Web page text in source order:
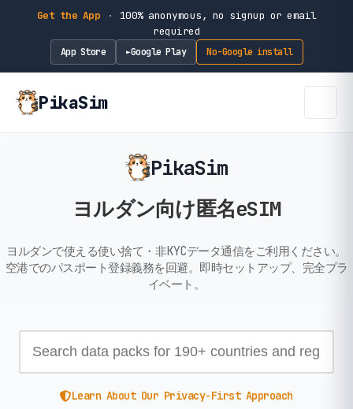
Get the App ·
100% anonymous, no signup or email
required
App Store ►Google Play No-Google install
PikaSim
PikaSim
ヨルダン向け匿名eSIM
ヨルダンで使える使い捨て・非KYCデータ通信をご利用ください。
空港でのパスポート登録義務を回避。即時セットアップ、完全プラ
イベート。
Learn About Our Privacy-First Approach